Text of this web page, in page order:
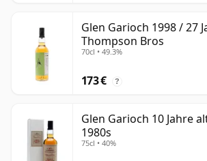
Glen Garioch 1998 / 27
Thompson Bros
70cl • 49.3%
173 € ?
Glen Garioch 10 Jahre
1980s
75cl • 40%